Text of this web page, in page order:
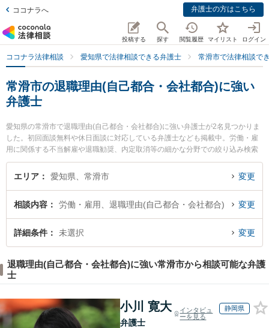
ココナラへ 弁護士の方はこちら
投稿する 探す 閲覧履歴 マイリスト ログイン
ココナラ法律相談 愛知県で法律相談できる弁護士 常滑市で法律相談で
常滑市の退職理由(自己都合・会社都合)に強い
弁護士
愛知県の常滑市で退職理由(自己都合・会社都合)に強い弁護士が2名見つかりま
した。初回面談無料や休日面談に対応している弁護士なども掲載中。労働・雇
用に関係する不当解雇や退職勧奨、内定取消等の細かな分野での絞り込み検索
もでき便利です。特にとこなめ法律事務所の伊藤 真悟弁護士やのぞみの森法律
事務所の森下 裕介弁護士のプロフィール情報や弁護士費用、強みなどが注目さ
ラブル解決の実績豊富な近くの弁護士を検索したい』『初回相談無料で退職理
由(自己都合・会社都合)を法律相談できる常滑市内の弁護士に相談予約したい』
などでお困りの相談者さんにおすすめです。
エリア 愛知県、常滑市 変更
相談内容 労働・雇用、退職理由(自己都合・会社都合) 変更
詳細条件 未選択 変更
退職理由(自己都合・会社都合)に強い常滑市から相談可能な弁護
士
小川 寛大
弁護士
インタビュ
ーを見る
静岡県